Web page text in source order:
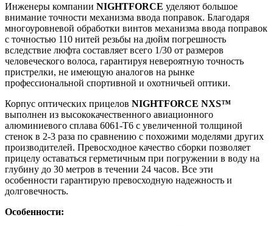
Инженеры компании NIGHTFORCE уделяют большое
внимание точности механизма ввода поправок. Благодаря
многоуровневой обработки винтов механизма ввода поправок
с точностью 110 нитей резьбы на дюйм погрешность
вследствие люфта составляет всего 1/30 от размеров
человеческого волоса, гарантируя невероятную точность
пристрелки, не имеющую аналогов на рынке
профессиональной спортивной и охотничьей оптики.
Корпус оптических прицелов NIGHTFORCE NXS™
выполнен из высококачественного авиационного
алюминиевого сплава 6061-T6 с увеличенной толщиной
стенок в 2-3 раза по сравнению с похожими моделями других
производителей. Превосходное качество сборки позволяет
прицелу оставаться герметичным при погружении в воду на
глубину до 30 метров в течении 24 часов. Все эти
особенности гарантирую превосходную надежность и
долговечность.
Особенности: